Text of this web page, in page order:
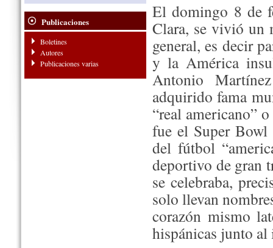
Publicaciones
Boletines
Autores
Publicaciones varias
El domingo 8 de
Clara, se vivió un
general, es decir
y la América
Antonio
adquirido fama
“real americano”
fue el Super Bowl
del fútbol
deportivo de gran
se celebraba,
solo llevan
corazón mismo
hispánicas junto